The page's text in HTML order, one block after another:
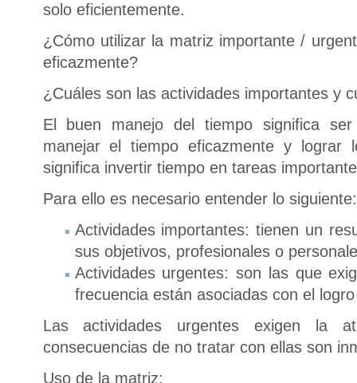
solo eficientemente.
¿Cómo utilizar la matriz importante /
eficazmente?
¿Cuáles son las actividades importantes y
El buen manejo del tiempo significa
manejar el tiempo eficazmente y lograr
significa invertir tiempo en tareas
Para ello es necesario entender lo siguiente:
Actividades importantes: tienen un
sus objetivos, profesionales o
Actividades urgentes: son las que
frecuencia están asociadas con el
Las actividades urgentes exigen la
consecuencias de no tratar con ellas son
Uso de la matriz: